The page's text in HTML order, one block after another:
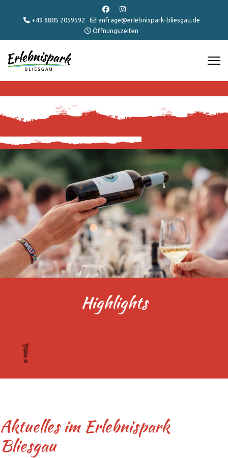
+49 6805 2059592
anfrage@erlebnispark-bliesgau.de
Öffnungszeiten
Highlights
Aktuelles im Erlebnispark
Bliesgau